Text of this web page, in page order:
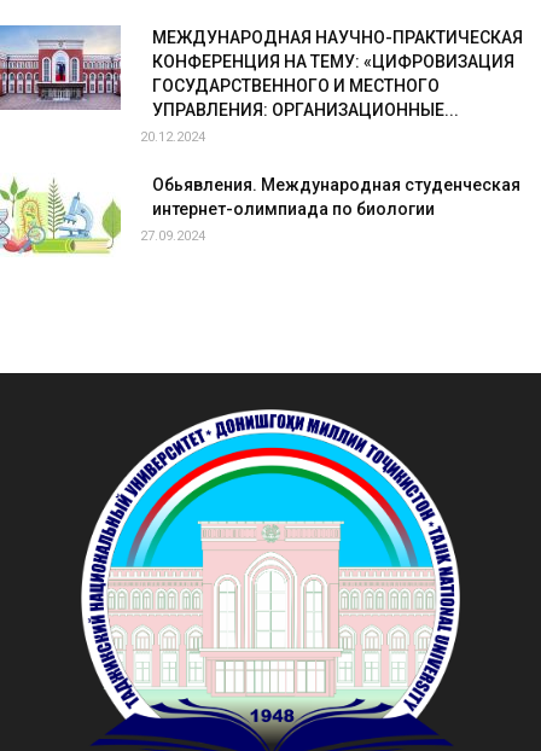
МЕЖДУНАРОДНАЯ НАУЧНО-ПРАКТИЧЕСКАЯ
КОНФЕРЕНЦИЯ НА ТЕМУ: «ЦИФРОВИЗАЦИЯ
ГОСУДАРСТВЕННОГО И МЕСТНОГО
УПРАВЛЕНИЯ: ОРГАНИЗАЦИОННЫЕ...
20.12.2024
Обьявления. Международная студенческая
интернет-олимпиада по биологии
27.09.2024